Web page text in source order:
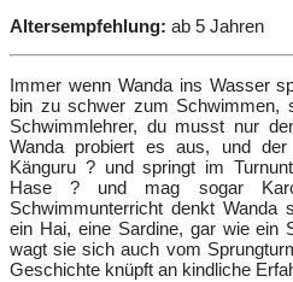
Altersempfehlung: ab 5 Jahren
Immer wenn Wanda ins Wasser
bin zu schwer zum Schwimmen,
Schwimmlehrer, du musst nur
Wanda probiert es aus, und
Känguru ? und springt im
Hase ? und mag sogar
Schwimmunterricht denkt
ein Hai, eine Sardine, gar wie ein
wagt sie sich auch vom
Geschichte knüpft an kindliche